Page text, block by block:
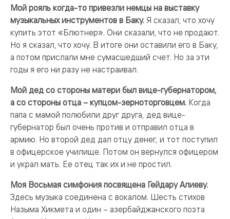
Мой рояль когда-то привезли немцы на выставку
музыкальных инструментов в Баку. Я сказал, что хочу
купить этот «Блютнер». Они сказали, что не продают.
Но я сказал, что хочу. В итоге они оставили его в Баку,
а потом прислали мне сумасшедший счет. Но за эти
годы я его ни разу не настраивал.
Мой дед со стороны матери был вице-губернатором,
а со стороны отца – купцом-зерноторговцем. Когда
папа с мамой полюбили друг друга, дед вице-
губернатор был очень против и отправил отца в
армию. Но второй дед дал отцу денег, и тот поступил
в офицерское училище. Потом он вернулся офицером
и украл мать. Ее отец так их и не простил.
Моя Восьмая симфония посвящена Гейдару Алиеву.
Здесь музыка соединена с вокалом. Шесть стихов
Назыма Хикмета и один – азербайджанского поэта